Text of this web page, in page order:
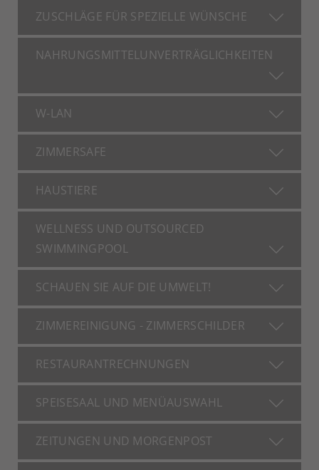
ZUSCHLÄGE FÜR SPEZIELLE WÜNSCHE
NAHRUNGSMITTELUNVERTRÄGLICHKEITEN
W-LAN
ZIMMERSAFE
HAUSTIERE
WELLNESS UND OUTSOURCED
SWIMMINGPOOL
SCHAUEN SIE AUF DIE UMWELT!
ZIMMEREINIGUNG - ZIMMERSCHILDER
RESTAURANTRECHNUNGEN
SPEISESAAL UND MENÜAUSWAHL
ZEITUNGEN UND MORGENPOST